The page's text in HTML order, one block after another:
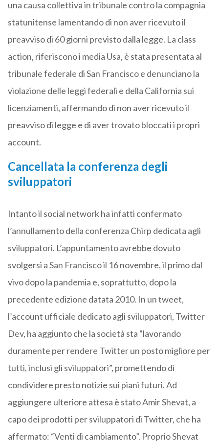
una causa collettiva in tribunale contro la compagnia
statunitense lamentando di non aver ricevuto il
preavviso di 60 giorni previsto dalla legge. La class
action, riferiscono i media Usa, è stata presentata al
tribunale federale di San Francisco e denunciano la
violazione delle leggi federali e della California sui
licenziamenti, affermando di non aver ricevuto il
preavviso di legge e di aver trovato bloccati i propri
account.
Cancellata la conferenza degli
sviluppatori
Intanto il social network ha infatti confermato
l’annullamento della conferenza Chirp dedicata agli
sviluppatori. L’appuntamento avrebbe dovuto
svolgersi a San Francisco il 16 novembre, il primo dal
vivo dopo la pandemia e, soprattutto, dopo la
precedente edizione datata 2010. In un tweet,
l’account ufficiale dedicato agli sviluppatori, Twitter
Dev, ha aggiunto che la società sta “lavorando
duramente per rendere Twitter un posto migliore per
tutti, inclusi gli sviluppatori”, promettendo di
condividere presto notizie sui piani futuri. Ad
aggiungere ulteriore attesa è stato Amir Shevat, a
capo dei prodotti per sviluppatori di Twitter, che ha
affermato: “Venti di cambiamento”. Proprio Shevat